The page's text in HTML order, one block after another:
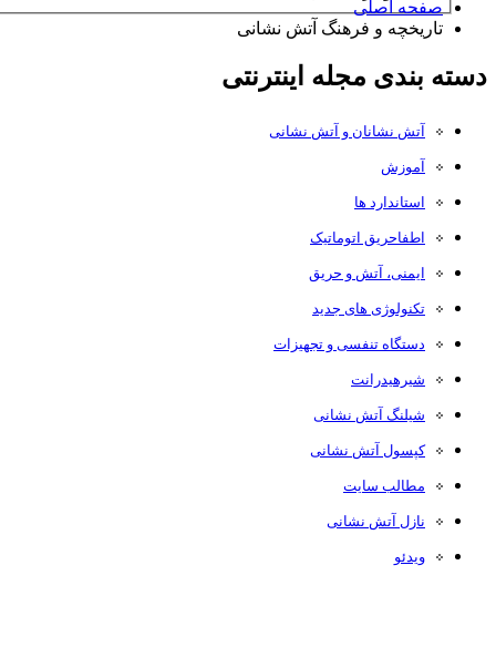
صفحه اصلی
تاریخچه و فرهنگ آتش نشانی
دسته بندی مجله اینترنتی
آتش نشانان و آتش نشانی
آموزش
استاندارد ها
اطفاحریق اتوماتیک
ایمنی، آتش و حریق
تکنولوژی های جدید
دستگاه تنفسی و تجهیزات
شیرهیدرانت
شیلنگ آتش نشانی
کپسول آتش نشانی
مطالب سایت
نازل آتش نشانی
ویدئو